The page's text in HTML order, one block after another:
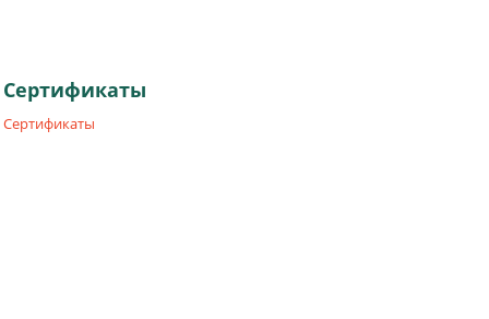
Сертификаты
Сертификаты